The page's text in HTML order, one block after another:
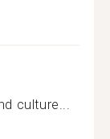
culture...